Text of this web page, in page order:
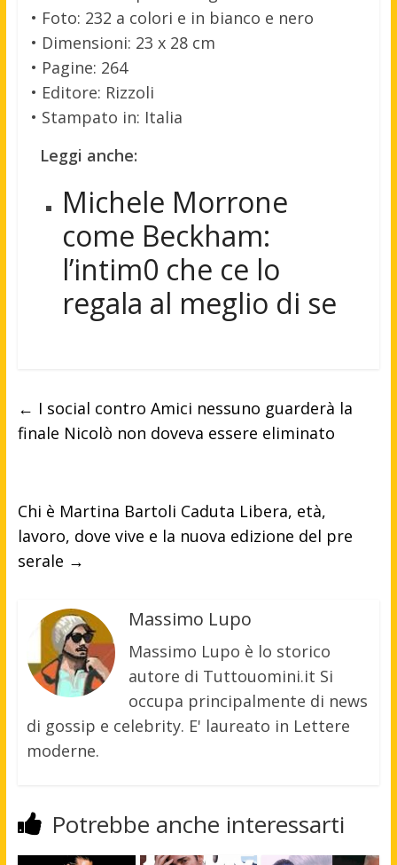
• Foto: 232 a colori e in bianco e nero
• Dimensioni: 23 x 28 cm
• Pagine: 264
• Editore: Rizzoli
• Stampato in: Italia
Leggi anche:
Michele Morrone
come Beckham:
l’intim0 che ce lo
regala al meglio di se
← I social contro Amici nessuno guarderà la
finale Nicolò non doveva essere eliminato
Chi è Martina Bartoli Caduta Libera, età,
lavoro, dove vive e la nuova edizione del pre
serale →
Massimo Lupo
Massimo Lupo è lo storico
autore di Tuttouomini.it Si
occupa principalmente di news
di gossip e celebrity. E' laureato in Lettere
moderne.
Potrebbe anche interessarti